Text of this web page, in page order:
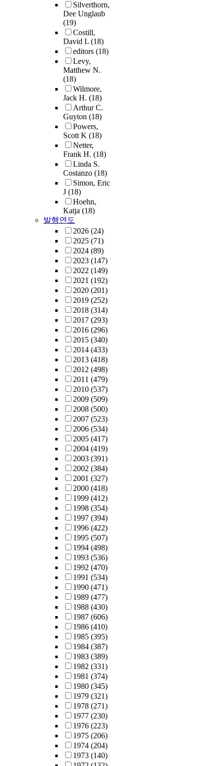
Silverthorn,
Dee Unglaub
(19)
Costill,
David L (18)
editors (18)
Levy,
Matthew N.
(18)
Wilmore,
Jack H. (18)
Arthur C.
Guyton (18)
Powers,
Scott K (18)
Netter,
Frank H. (18)
Linda S.
Costanzo (18)
Simon, Eric
J (18)
Hoehn,
Katja (18)
발행연도
2026 (24)
2025 (71)
2024 (89)
2023 (147)
2022 (149)
2021 (192)
2020 (201)
2019 (252)
2018 (314)
2017 (293)
2016 (296)
2015 (340)
2014 (433)
2013 (418)
2012 (498)
2011 (479)
2010 (537)
2009 (509)
2008 (500)
2007 (523)
2006 (534)
2005 (417)
2004 (419)
2003 (391)
2002 (384)
2001 (327)
2000 (418)
1999 (412)
1998 (354)
1997 (394)
1996 (422)
1995 (507)
1994 (498)
1993 (536)
1992 (470)
1991 (534)
1990 (471)
1989 (477)
1988 (430)
1987 (606)
1986 (410)
1985 (395)
1984 (387)
1983 (389)
1982 (331)
1981 (374)
1980 (345)
1979 (321)
1978 (271)
1977 (230)
1976 (223)
1975 (206)
1974 (204)
1973 (140)